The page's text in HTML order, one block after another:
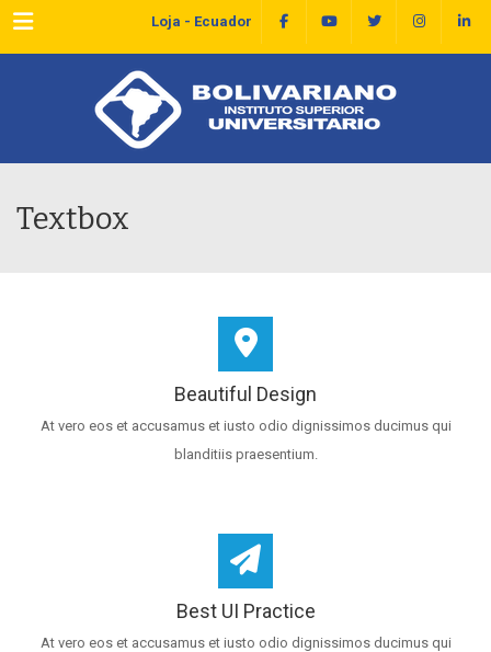
Menu Loja - Ecuador
Textbox
Beautiful Design
At vero eos et accusamus et iusto odio dignissimos ducimus qui
blanditiis praesentium.
Best UI Practice
At vero eos et accusamus et iusto odio dignissimos ducimus qui